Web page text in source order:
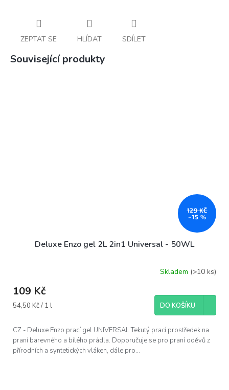
ZEPTAT SE HLÍDAT SDÍLET
Související produkty
129 KČ
–15 %
Deluxe Enzo gel 2L 2in1 Universal - 50WL
Skladem (>10 ks)
109 Kč
Měrná
54,50 Kč / 1 l DO KOŠÍKU
CZ - Deluxe Enzo prací gel UNIVERSAL Tekutý prací prostředek na
praní barevného a bílého prádla. Doporučuje se pro praní oděvů z
přírodních a syntetických vláken, dále pro...